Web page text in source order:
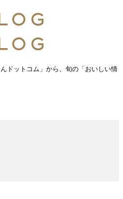
ドットコム」から、旬の「おいしい情